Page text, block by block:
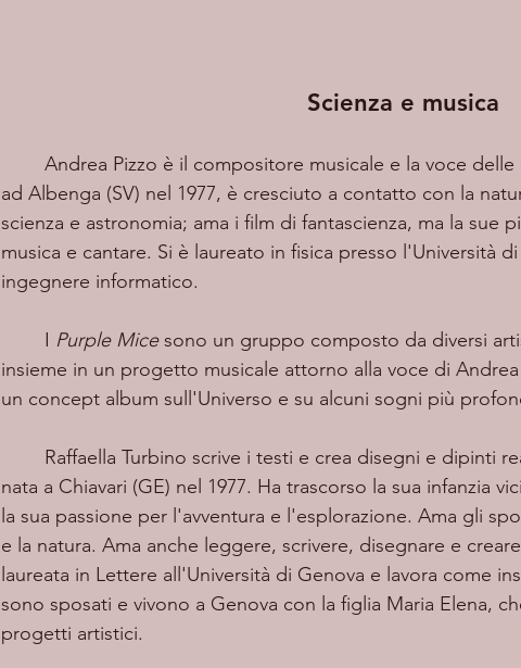
Scienza e musica
Andrea Pizzo è il compositore musicale e la voce
ad Albenga (SV) nel 1977, è cresciuto a contatto con la
scienza e astronomia; ama i film di fantascienza, ma la sue
musica e cantare. Si è laureato in fisica presso l'Università
ingegnere informatico.
	I
Purple Mice sono un gruppo composto da diversi
insieme in un progetto musicale attorno alla voce di
un concept album sull'Universo e su alcuni sogni più
nata a Chiavari (GE) nel 1977. Ha trascorso la sua infanzia
la sua passione per l'avventura e l'esplorazione. Ama gli
e la natura. Ama anche leggere, scrivere, disegnare e
laureata in Lettere all'Università di Genova e lavora come
sono sposati e vivono a Genova con la figlia Maria Elena,
progetti artistici.